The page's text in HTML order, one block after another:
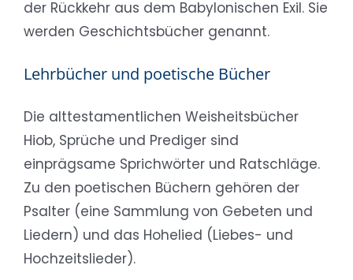
der Rückkehr aus dem Babylonischen Exil. Sie
werden Geschichtsbücher genannt.
Lehrbücher und poetische Bücher
Die alttestamentlichen Weisheitsbücher
Hiob, Sprüche und Prediger sind
einprägsame Sprichwörter und Ratschläge.
Zu den poetischen Büchern gehören der
Psalter (eine Sammlung von Gebeten und
Liedern) und das Hohelied (Liebes- und
Hochzeitslieder).